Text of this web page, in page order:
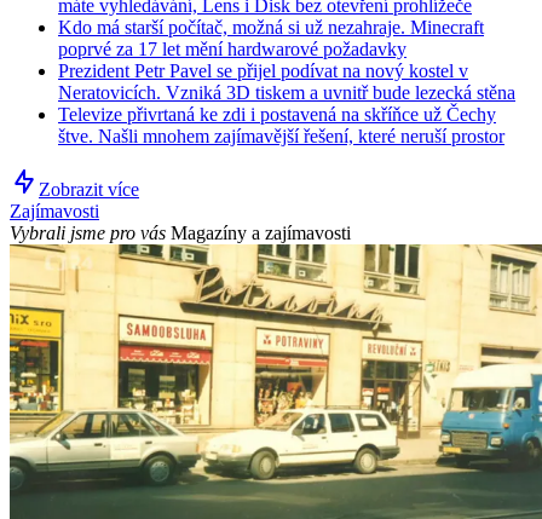
máte vyhledávání, Lens i Disk bez otevření prohlížeče
Kdo má starší počítač, možná si už nezahraje. Minecraft
poprvé za 17 let mění hardwarové požadavky
Prezident Petr Pavel se přijel podívat na nový kostel v
Neratovicích. Vzniká 3D tiskem a uvnitř bude lezecká stěna
Televize přivrtaná ke zdi i postavená na skříňce už Čechy
štve. Našli mnohem zajímavější řešení, které neruší prostor
Zobrazit více
Zajímavosti
Vybrali jsme pro vás Magazíny a zajímavosti